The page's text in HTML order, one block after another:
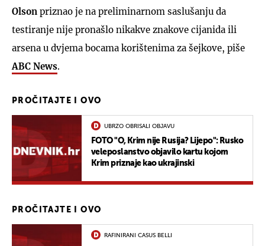
Olson priznao je na preliminarnom saslušanju da
testiranje nije pronašlo nikakve znakove cijanida ili
arsena u dvjema bocama korištenima za šejkove, piše
ABC News.
PROČITAJTE I OVO
UBRZO OBRISALI OBJAVU
FOTO "O, Krim nije Rusija? Lijepo": Rusko
veleposlanstvo objavilo kartu kojom
Krim priznaje kao ukrajinski
PROČITAJTE I OVO
RAFINIRANI CASUS BELLI